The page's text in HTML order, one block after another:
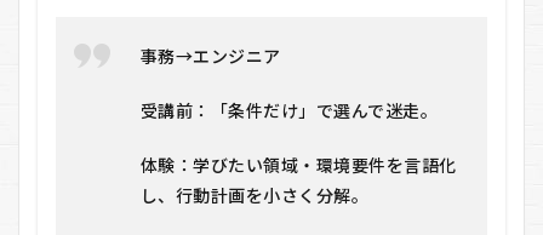
事務→エンジニア
受講前：「条件だけ」で選んで迷走。
体験：学びたい領域・環境要件を言語化
し、行動計画を小さく分解。